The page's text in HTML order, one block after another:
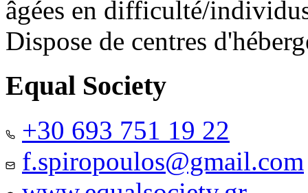
âgées en difficulté/
Dispose de centres
Equal Society
+30 693 751 19 22
f.spiropoulos@gmail.com